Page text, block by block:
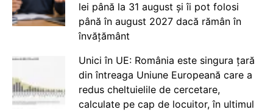
lei până la 31 august și îi pot folosi
până în august 2027 dacă rămân în
învățământ
Unici în UE: România este singura țară
din întreaga Uniune Europeană care a
redus cheltuielile de cercetare,
calculate pe cap de locuitor, în ultimul